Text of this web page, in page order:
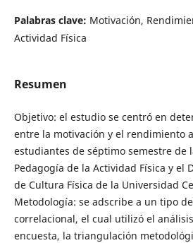
Palabras clave: Motivación,
Actividad Física
Resumen
Objetivo: el estudio se centró en
entre la motivación y el rendimiento
estudiantes de séptimo semestre de
Pedagogía de la Actividad Física y el
de Cultura Física de la Universidad
Metodología: se adscribe a un tipo
correlacional, el cual utilizó el
encuesta, la triangulación